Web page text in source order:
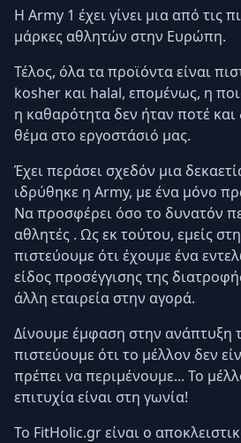
Η Army 1 έχει γίνει μια από τις
μάρκες αθλητών στην Ευρώπη.
Τέλος, όλα τα προϊόντα είναι
kosher και halal, επομένως, η
η καθαρότητα δεν ήταν ποτέ και
θέμα στο εργοστάσιό μας.
Έχει περάσει σχεδόν μια
ιδρύθηκε η Army, με ένα μόνο
Να προσφέρει όσο το δυνατόν
αθλητές . Ως εκ τούτου, εμείς
πιστεύουμε ότι έχουμε ένα
είδος προσέγγισης της
άλλη εταιρεία στην αγορά.
Δίνουμε έμφαση στην ανάπτυξη
πιστεύουμε ότι το μέλλον δεν
πρέπει να περιμένουμε... Το
επιτυχία είναι στη γωνία!
Το FitHolic.gr είναι ο